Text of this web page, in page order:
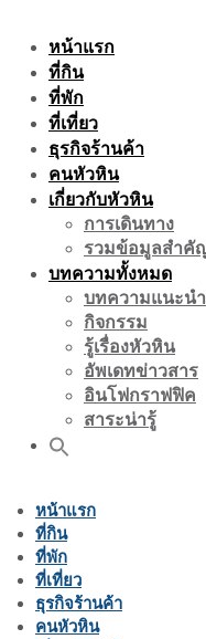
หน้าแรก
ที่กิน
ที่พัก
ที่เที่ยว
ธุรกิจร้านค้า
คนหัวหิน
เกี่ยวกับหัวหิน
การเดินทาง
รวมข้อมูลสำคั
บทความทั้งหมด
บทความแนะนำ
กิจกรรม
รู้เรื่องหัวหิน
อัพเดทข่าวสาร
อินโฟกราฟฟิค
สาระน่ารู้
หน้าแรก
ที่กิน
ที่พัก
ที่เที่ยว
ธุรกิจร้านค้า
คนหัวหิน